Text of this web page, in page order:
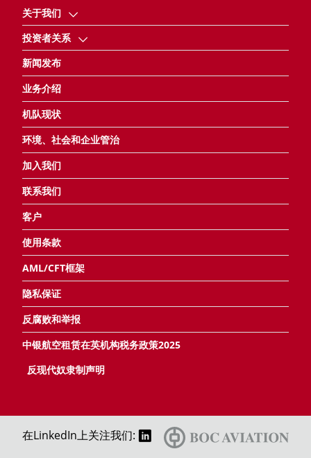
关于我们
投资者关系
新闻发布
业务介绍
机队现状
环境、社会和企业管治
加入我们
联系我们
客户
使用条款
AML/CFT框架
隐私保证
反腐败和举报
中银航空租赁在英机构税务政策2025
反现代奴隶制声明
在LinkedIn上关注我们: